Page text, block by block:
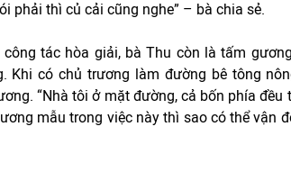
phải thì củ cải cũng nghe” – bà chia sẻ.
công tác hòa giải, bà Thu còn là tấm
Khi có chủ trương làm đường bê tông
“Nhà tôi ở mặt đường, cả bốn phía đều
mẫu trong việc này thì sao có thể vận